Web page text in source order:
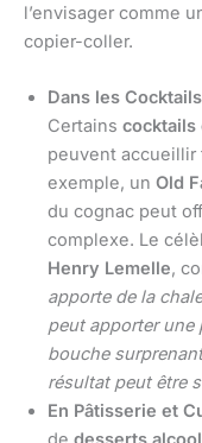
l’envisager comme
copier-coller.
Dans les
Certains cocktails
peuvent accueillir
exemple, un Old
du cognac peut
complexe. Le
Henry Lemelle,
apporte de la
peut apporter une
bouche
résultat peut être
En Pâtisserie et